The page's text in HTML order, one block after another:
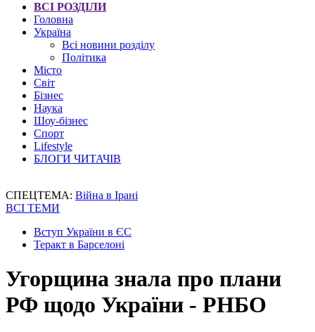
ВСІ РОЗДІЛИ
Головна
Україна
Всі новини розділу
Політика
Місто
Світ
Бізнес
Наука
Шоу-бізнес
Спорт
Lifestyle
БЛОГИ ЧИТАЧІВ
СПЕЦТЕМА: Війна в Ірані
ВСІ ТЕМИ
Вступ України в ЄС
Теракт в Барселоні
Угорщина знала про плани
РФ щодо України - РНБО